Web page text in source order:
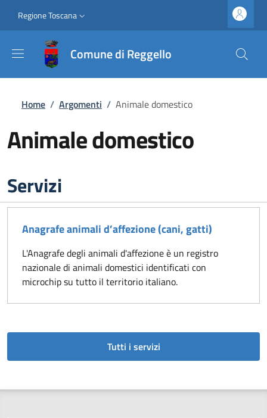
Slim top
Regione Toscana
Comune di Reggello
Briciole di pane
Home / Argomenti / Animale domestico
Animale domestico
Servizi
Anagrafe animali d’affezione (cani, gatti)
L'Anagrafe degli animali d'affezione è un registro
nazionale di animali domestici identificati con
microchip su tutto il territorio italiano.
Tutti i servizi